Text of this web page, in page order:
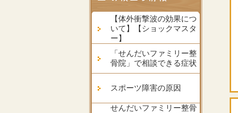
【体外衝撃波の効果につ
いて】【ショックマスタ
ー】
「せんだいファミリー整
骨院」で相談できる症状
スポーツ障害の原因
せんだいファミリー整骨